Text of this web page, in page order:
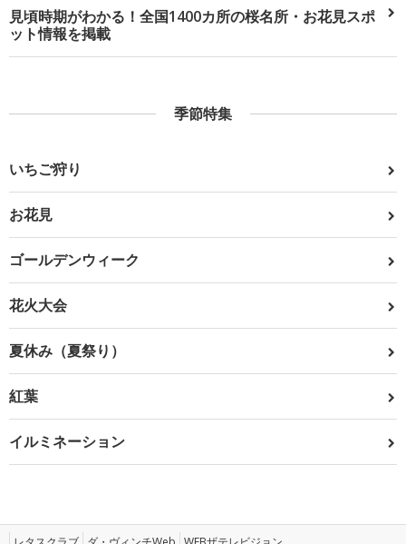
見頃時期がわかる！全国1400カ所の桜名所・お花見スポ
ット情報を掲載
季節特集
いちご狩り
お花見
ゴールデンウィーク
花火大会
夏休み（夏祭り）
紅葉
イルミネーション